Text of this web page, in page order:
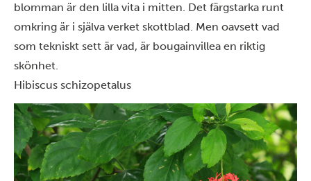
blomman är den lilla vita i mitten. Det färgstarka runt
omkring är i själva verket skottblad. Men oavsett vad
som tekniskt sett är vad, är bougainvillea en riktig
skönhet.
Hibiscus schizopetalus